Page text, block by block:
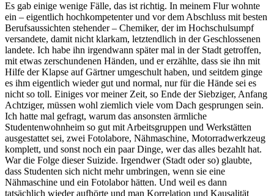
Es gab einige wenige Fälle, das ist richtig. In meinem Flur wohnte
ein – eigentlich hochkompetenter und vor dem Abschluss mit besten
Berufsaussichten stehender – Chemiker, der im Hochschulsumpf
versandete, damit nicht klarkam, letztendlich in der Geschlossenen
landete. Ich habe ihn irgendwann später mal in der Stadt getroffen,
mit etwas zerschundenen Händen, und er erzählte, dass sie ihn mit
Hilfe der Klapse auf Gärtner umgeschult haben, und seitdem ginge
es ihm eigentlich wieder gut und normal, nur für die Hände sei es
nicht so toll. Einiges vor meiner Zeit, so Ende der Siebziger, Anfang
Achtziger, müssen wohl ziemlich viele vom Dach gesprungen sein.
Ich hatte mal gefragt, warum das ansonsten ärmliche
Studentenwohnheim so gut mit Arbeitsgruppen und Werkstätten
ausgestattet sei, zwei Fotolabore, Nähmaschine, Motorradwerkzeug
komplett, und sonst noch ein paar Dinge, wer das alles bezahlt hat.
War die Folge dieser Suizide. Irgendwer (Stadt oder so) glaubte,
dass Studenten sich nicht mehr umbringen, wenn sie eine
Nähmaschine und ein Fotolabor hätten. Und weil es dann
tatsächlich wieder aufhörte und man Korrelation und Kausalität